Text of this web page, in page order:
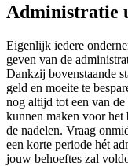
Administratie
Eigenlijk iedere
geven van de
Dankzij bovenstaande
geld en moeite te
nog altijd tot een van de
kunnen maken voor
de nadelen. Vraag
een korte periode hét
jouw behoeftes zal